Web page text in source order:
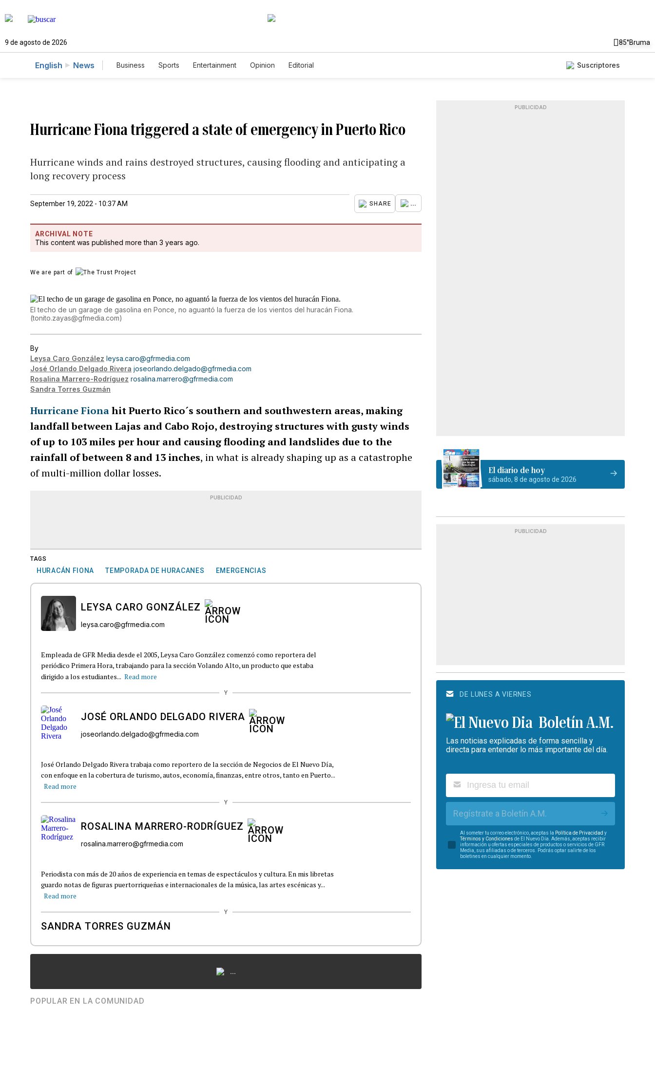
9 de agosto de 2026 85°Bruma
English News Business Sports Entertainment Opinion Editorial Suscriptores
Hurricane Fiona triggered a state of emergency in Puerto Rico
Hurricane winds and rains destroyed structures, causing flooding and anticipating a
long recovery process
September 19, 2022 - 10:37 AM SHARE ...
ARCHIVAL NOTE
This content was published more than 3 years ago.
We are part of
El techo de un garage de gasolina en Ponce, no aguantó la fuerza de los vientos del huracán Fiona.
(tonito.zayas@gfmedia.com)
By
Leysa Caro González leysa.caro@gfrmedia.com
José Orlando Delgado Rivera joseorlando.delgado@gfrmedia.com
Rosalina Marrero-Rodríguez rosalina.marrero@gfrmedia.com
Sandra Torres Guzmán
Hurricane Fionahit Puerto Rico´s southern and southwestern areas, making
landfall between Lajas and Cabo Rojo, destroying structures with gusty winds
of up to 103 miles per hour and causing flooding and landslides due to the
rainfall of between 8 and 13 inches, in what is already shaping up as a catastrophe
of multi-million dollar losses.
PUBLICIDAD
TAGS
HURACÁN FIONA TEMPORADA DE HURACANES EMERGENCIAS
LEYSA CARO GONZÁLEZ
leysa.caro@gfrmedia.com
Empleada de GFR Media desde el 2005, Leysa Caro González comenzó como reportera del
periódico Primera Hora, trabajando para la sección Volando Alto, un producto que estaba
dirigido a los estudiantes... Read more
Y
JOSÉ ORLANDO DELGADO RIVERA
joseorlando.delgado@gfrmedia.com
José Orlando Delgado Rivera trabaja como reportero de la sección de Negocios de El Nuevo Día,
con enfoque en la cobertura de turismo, autos, economía, finanzas, entre otros, tanto en Puerto...
Read more
Y
ROSALINA MARRERO-RODRÍGUEZ
rosalina.marrero@gfrmedia.com
Periodista con más de 20 años de experiencia en temas de espectáculos y cultura. En mis libretas
guardo notas de figuras puertorriqueñas e internacionales de la música, las artes escénicas y...
Read more
Y
SANDRA TORRES GUZMÁN
...
POPULAR EN LA COMUNIDAD
PUBLICIDAD
El diario de hoy
sábado, 8 de agosto de 2026
PUBLICIDAD
DE LUNES A VIERNES
Boletín A.M.
Las noticias explicadas de forma sencilla y
directa para entender lo más importante del día.
Regístrate a Boletín A.M.
Al someter tu correo electrónico, aceptas la Política de Privacidad y
Términos y Condiciones de El Nuevo Día. Además, aceptas recibir
información u ofertas especiales de productos o servicios de GFR
Media, sus afiliadas o de terceros. Podrás optar salirte de los
boletines en cualquier momento.